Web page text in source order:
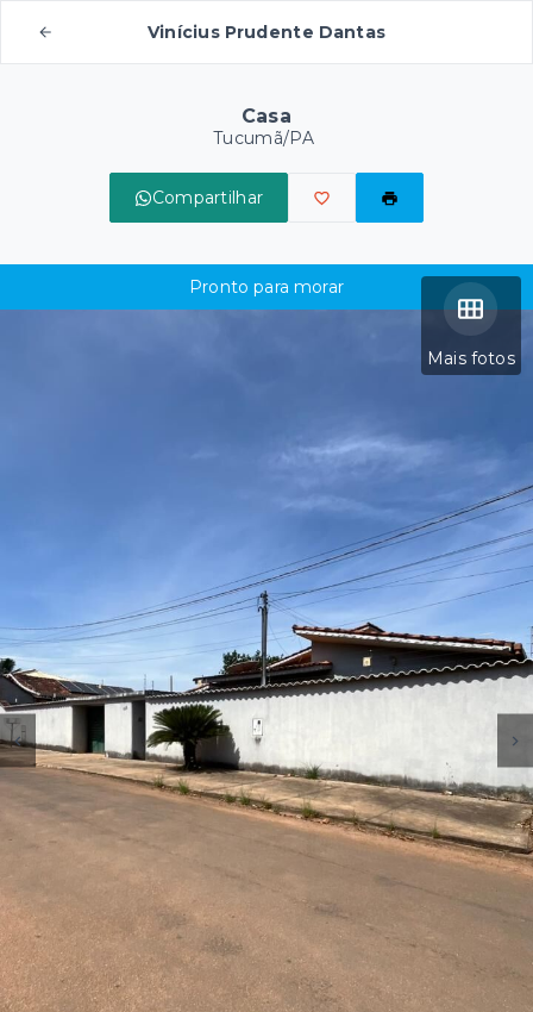
Vinícius Prudente Dantas
Casa
Tucumã/PA
Compartilhar
Mais fotos
Pronto para morar